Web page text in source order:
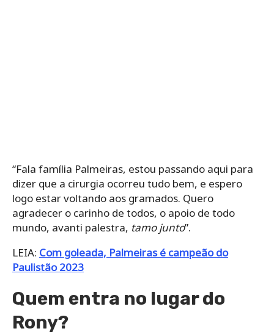
“Fala família Palmeiras, estou passando aqui para
dizer que a cirurgia ocorreu tudo bem, e espero
logo estar voltando aos gramados. Quero
agradecer o carinho de todos, o apoio de todo
mundo, avanti palestra, tamo junto”.
LEIA: Com goleada, Palmeiras é campeão do
Paulistão 2023
Quem entra no lugar do
Rony?